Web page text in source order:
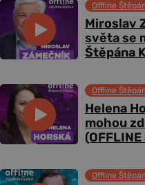
Miroslav
světa se
Štěpána
Offline
Helena
mohou
Offline
Offline